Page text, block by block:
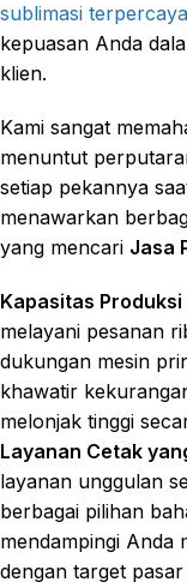
sublimasi terpercaya
kepuasan Anda
klien.
Kami sangat
menuntut
setiap pekannya
menawarkan
yang mencari Jasa
Kapasitas
melayani pesanan
dukungan mesin
khawatir
melonjak tinggi
Layanan Cetak
layanan unggulan
berbagai pilihan
mendampingi Anda
dengan target